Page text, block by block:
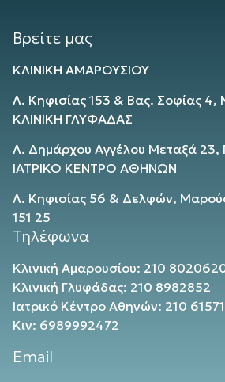
Βρείτε μας
ΚΛΙΝΙΚΗ ΑΜΑΡΟΥΣΙΟΥ
Λ. Κηφισίας 153 & Βας. Σοφίας 4,
ΚΛΙΝΙΚΗ ΓΛΥΦΑΔΑΣ
Λ. Δημάρχου Αγγέλου Μεταξά 23,
ΙΑΤΡΙΚΟ ΚΕΝΤΡΟ ΑΘΗΝΩΝ
Λ. Κηφισίας 56 & Δελφών,
151 25
Τηλέφωνα
Κλινική Αμαρουσίου: 210
Κλινική Γλυφάδας: 210 8982852
Ιατρικό Κέντρο Αθηνών: 210
Κιν: 6989992472
Email